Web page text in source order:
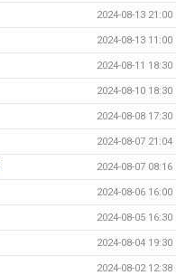
2024-08-13 21:00
2024-08-13 11:00
2024-08-11 18:30
2024-08-10 18:30
2024-08-08 17:30
2024-08-07 21:04
2024-08-07 08:16
2024-08-06 16:00
2024-08-05 16:30
2024-08-04 19:30
2024-08-02 12:38